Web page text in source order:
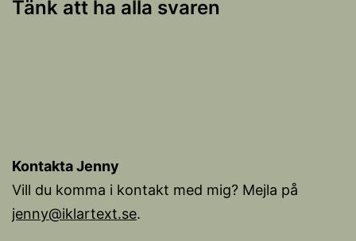
Tänk att ha alla svaren
Kontakta Jenny
Vill du komma i kontakt med mig? Mejla på
jenny@iklartext.se.